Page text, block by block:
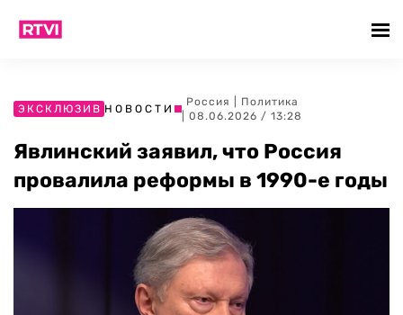
ЭКСКЛЮЗИВ НОВОСТИ
Россия
Политика
| 08.06.2026 / 13:28
Явлинский заявил, что Россия
провалила реформы в 1990-е годы